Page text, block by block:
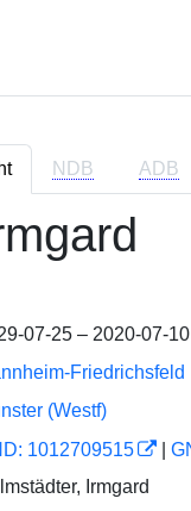
NDB ADB
07-25 – 2020-07-10
Friedrichsfeld
(Westf)
1012709515
Irmgard